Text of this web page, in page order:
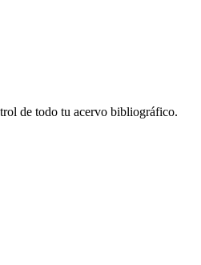
de todo tu acervo bibliográfico.